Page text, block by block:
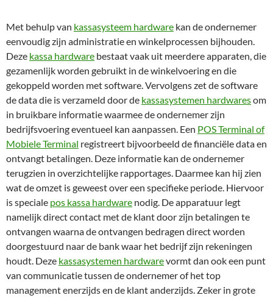
Met behulp van kassasysteem hardware kan de ondernemer
eenvoudig zijn administratie en winkelprocessen bijhouden.
Deze kassa hardware bestaat vaak uit meerdere apparaten, die
gezamenlijk worden gebruikt in de winkelvoering en die
gekoppeld worden met software. Vervolgens zet de software
de data die is verzameld door de kassasystemen hardwaresom
in bruikbare informatie waarmee de ondernemer zijn
bedrijfsvoering eventueel kan aanpassen. Een POS Terminal of
Mobiele Terminal registreert bijvoorbeeld de financiële data en
ontvangt betalingen. Deze informatie kan de ondernemer
terugzien in overzichtelijke rapportages. Daarmee kan hij zien
wat de omzet is geweest over een specifieke periode. Hiervoor
is speciale pos kassa hardware nodig. De apparatuur legt
namelijk direct contact met de klant door zijn betalingen te
ontvangen waarna de ontvangen bedragen direct worden
doorgestuurd naar de bank waar het bedrijf zijn rekeningen
houdt. Deze kassasystemen hardwarevormt dan ook een punt
van communicatie tussen de ondernemer of het top
management enerzijds en de klant anderzijds. Zeker in grote